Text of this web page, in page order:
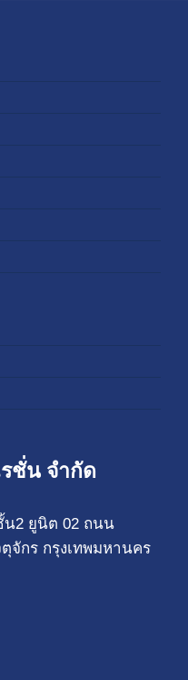
ชั่น จำกัด
น2 ยูนิต 02 ถนน
จักร กรุงเทพมหานคร